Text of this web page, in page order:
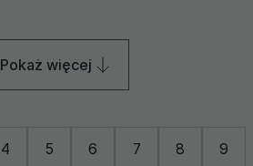
Pokaż więcej
4 5 6 7 8 9